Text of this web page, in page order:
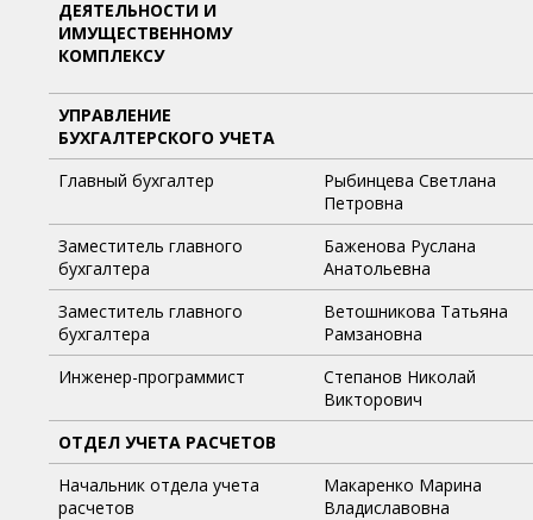
ДЕЯТЕЛЬНОСТИ И
ИМУЩЕСТВЕННОМУ
КОМПЛЕКСУ
УПРАВЛЕНИЕ
БУХГАЛТЕРСКОГО УЧЕТА
Главный бухгалтер
Рыбинцева Светлана
Петровна
Заместитель главного
бухгалтера
Баженова Руслана
Анатольевна
Заместитель главного
бухгалтера
Ветошникова Татьяна
Рамзановна
Инженер-программист
Степанов Николай
Викторович
ОТДЕЛ УЧЕТА РАСЧЕТОВ
Начальник отдела учета
расчетов
Макаренко Марина
Владиславовна